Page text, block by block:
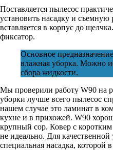
Поставляется пылесос
установить насадку и съемную
вставляется в корпус до
фиксатор.
Основное
влажная уборка. Можно
сбора жидкости.
Мы проверили работу W90 на
уборки лучше всего пылесос
нашем случае это ламинат в
кухне и в прихожей. W90
крупный сор. Ковер с
не идеально. Для
специальная насадка, которой